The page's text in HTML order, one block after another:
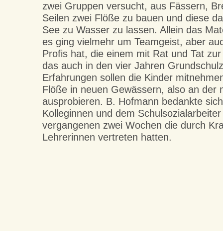
zwei Gruppen versucht, aus Fässern,
Seilen zwei Flöße zu bauen und diese
See zu Wasser zu lassen. Allein das
es ging vielmehr um Teamgeist, aber
Profis hat, die einem mit Rat und Tat
das auch in den vier Jahren
Erfahrungen sollen die Kinder
Flöße in neuen Gewässern, also an der
ausprobieren. B. Hofmann bedankte
Kolleginnen und dem
vergangenen zwei Wochen die durch
Lehrerinnen vertreten hatten.